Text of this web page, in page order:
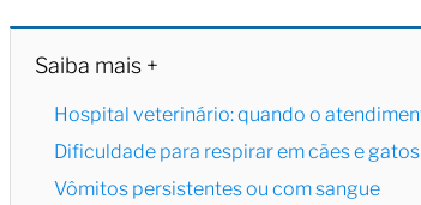
Saiba mais +
Hospital veterinário: quando o
Dificuldade para respirar em cães e gatos
Vômitos persistentes ou com sangue